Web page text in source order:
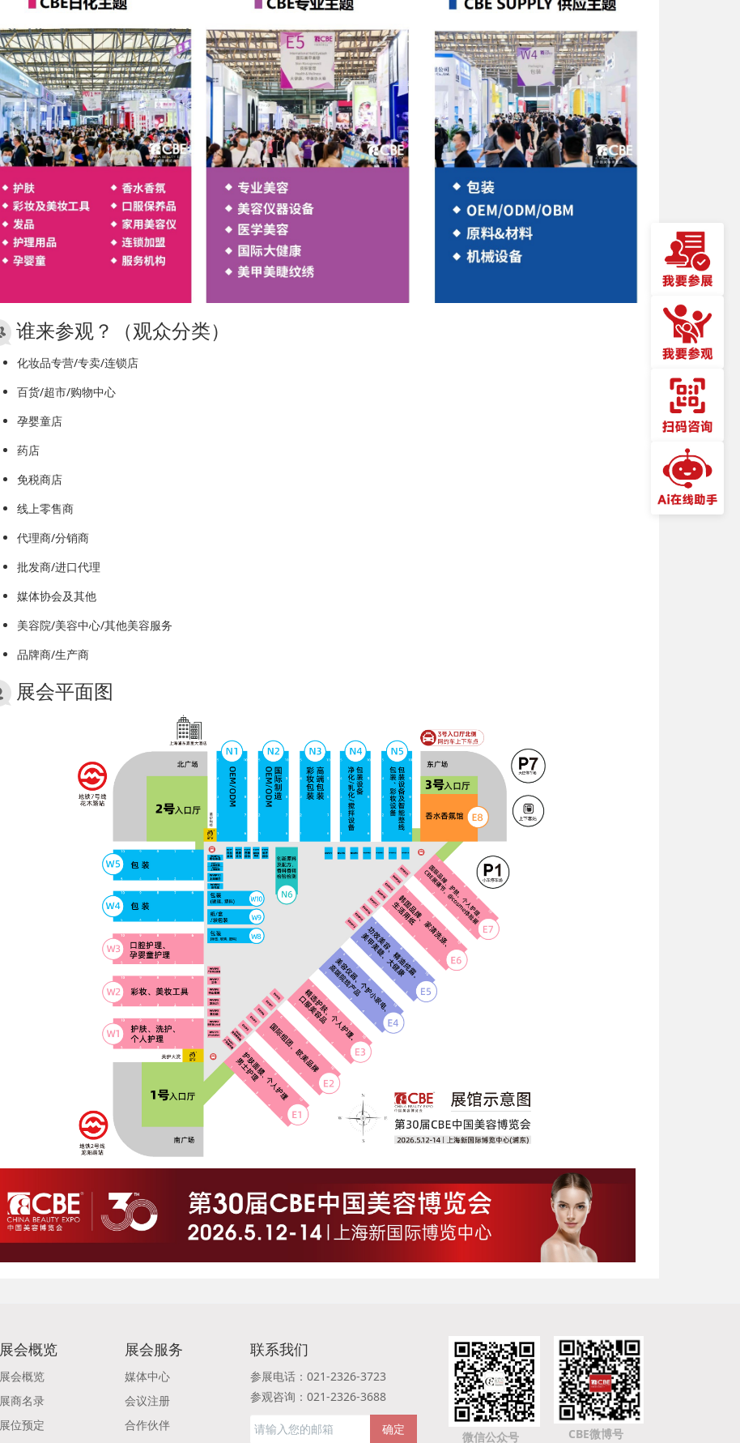
谁来参观？（观众分类）
化妆品专营/专卖/连锁店
百货/超市/购物中心
孕婴童店
药店
免税商店
线上零售商
代理商/分销商
批发商/进口代理
媒体协会及其他
美容院/美容中心/其他美容服务
品牌商/生产商
展会平面图
展会概览
展会概览
展商名录
展位预定
展会服务
媒体中心
会议注册
合作伙伴
联系我们
参展电话：021-2326-3723
参观咨询：021-2326-3688
确定
微信公众号 CBE微博号